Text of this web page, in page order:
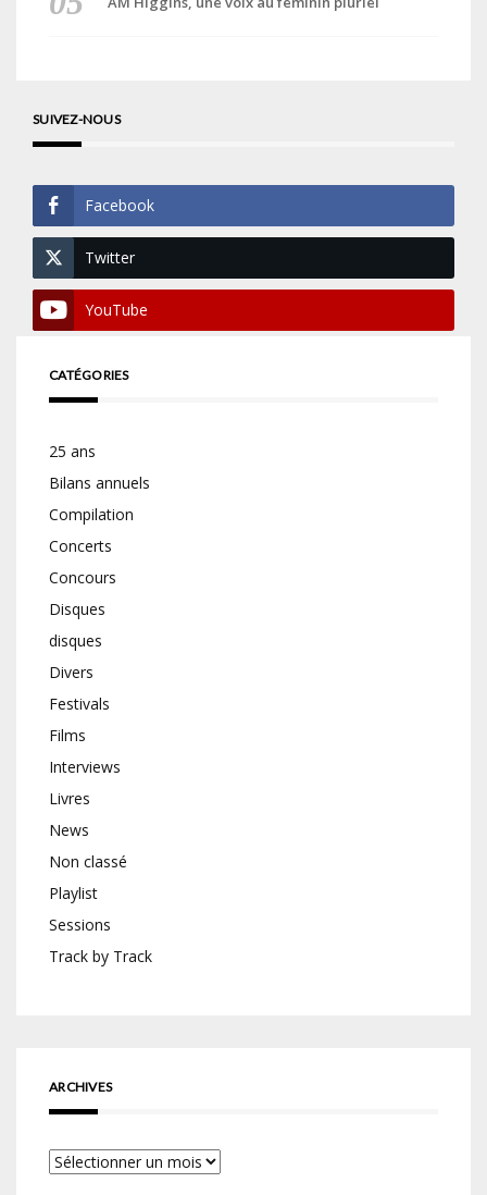
SUIVEZ-NOUS
Facebook
Twitter
YouTube
CATÉGORIES
25 ans
Bilans annuels
Compilation
Concerts
Concours
Disques
disques
Divers
Festivals
Films
Interviews
Livres
News
Non classé
Playlist
Sessions
Track by Track
ARCHIVES
Archives